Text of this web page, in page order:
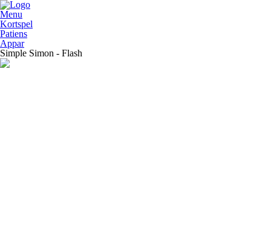
Menu
Kortspel
Patiens
Appar
Simple Simon - Flash